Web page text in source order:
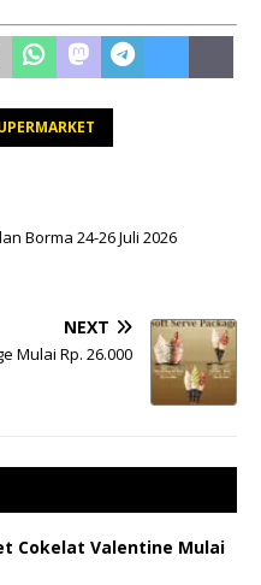
Borma 24-26 Juli 2026
NEXT
Mulai Rp. 26.000
Cokelat Valentine Mulai